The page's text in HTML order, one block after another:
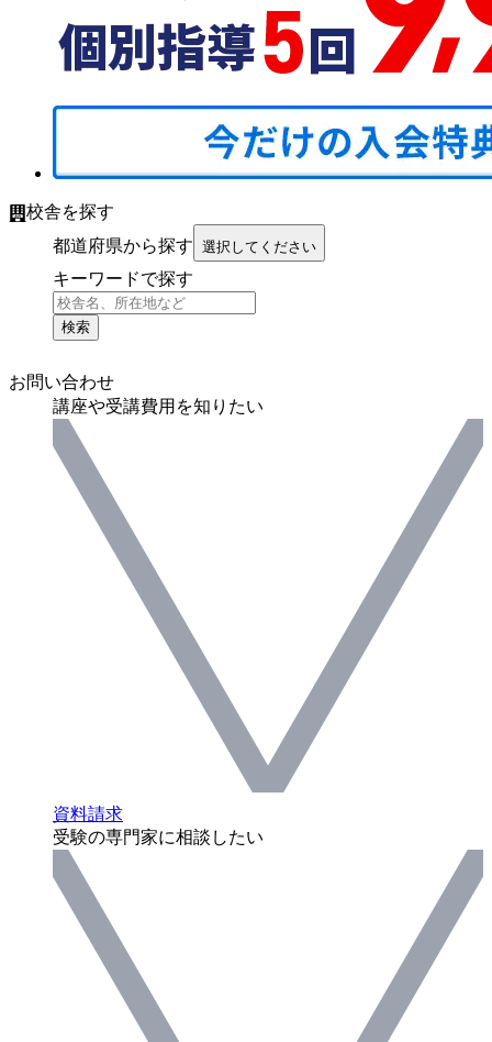
校舎を探す
都道府県から探す 選択してください
キーワードで探す
検索
お問い合わせ
講座や受講費用を知りたい
資料請求
受験の専門家に相談したい